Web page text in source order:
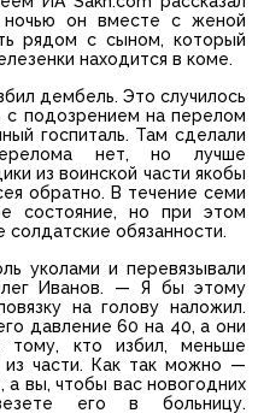
он вместе с женой
рядом с сыном, который
находится в коме.
дембель. Это случилось
подозрением на перелом
госпиталь. Там сделали
нет, но лучше
из воинской части якобы
обратно. В течение семи
состояние, но при этом
обязанности.
уколами и перевязывали
Иванов. — Я бы этому
на голову наложил.
давление 60 на 40, а они
кто избил, меньше
из части. Как так можно —
а вы, чтобы вас новогодних
его в больницу.